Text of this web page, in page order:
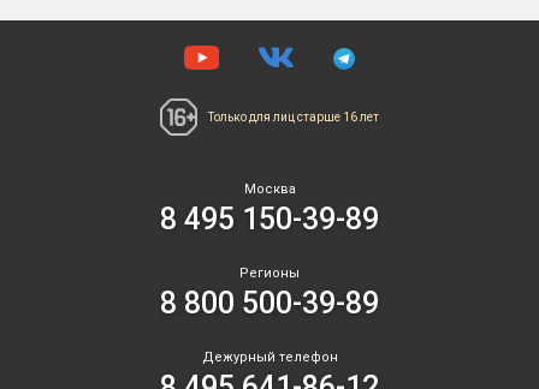
Только для лицстарше 16 лет
Москва
8 495 150-39-89
Регионы
8 800 500-39-89
Дежурный телефон